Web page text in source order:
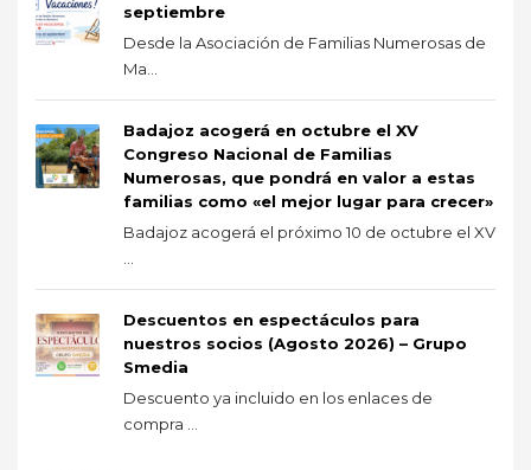
septiembre
Desde la Asociación de Familias Numerosas de
Ma...
Badajoz acogerá en octubre el XV
Congreso Nacional de Familias
Numerosas, que pondrá en valor a estas
familias como «el mejor lugar para crecer»
Badajoz acogerá el próximo 10 de octubre el XV
Descuentos en espectáculos para
nuestros socios (Agosto 2026) – Grupo
Smedia
Descuento ya incluido en los enlaces de
compra ...